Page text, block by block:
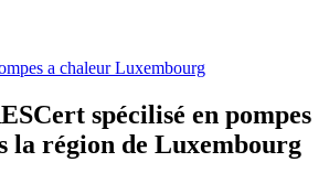
a chaleur Luxembourg
spécilisé en pompes
la région de Luxembourg